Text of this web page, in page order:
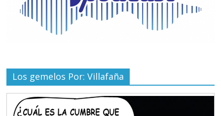
Los gemelos Por: Villafaña